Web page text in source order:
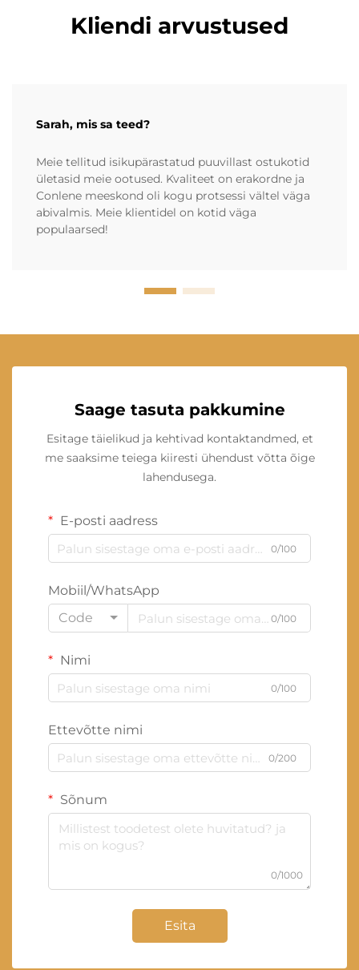
Kliendi arvustused
Sarah, mis sa teed?
Meie tellitud isikupärastatud puuvillast ostukotid
ületasid meie ootused. Kvaliteet on erakordne ja
Conlene meeskond oli kogu protsessi vältel väga
abivalmis. Meie klientidel on kotid väga
populaarsed!
Saage tasuta pakkumine
Esitage täielikud ja kehtivad kontaktandmed, et
me saaksime teiega kiiresti ühendust võtta õige
lahendusega.
E-posti aadress
0/100
Mobiil/WhatsApp
Code
0/100
Nimi
0/100
Ettevõtte nimi
0/200
Sõnum
0/1000
Esita